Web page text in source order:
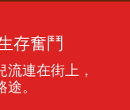
存奮鬥
連在街上，
。